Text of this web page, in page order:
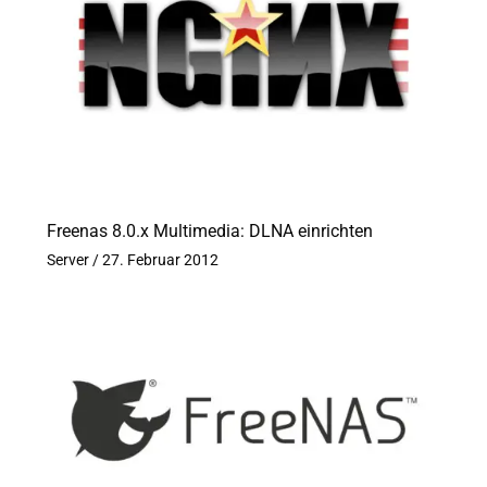
Freenas 8.0.x Multimedia: DLNA einrichten
Server/27. Februar 2012